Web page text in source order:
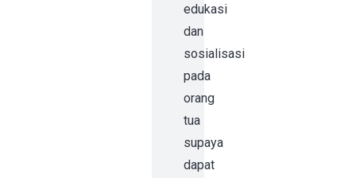
edukasi
dan
sosialisasi
pada
orang
tua
supaya
dapat